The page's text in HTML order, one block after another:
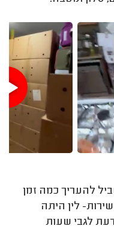
להעריך כמה זמן
לין היתה
לגבי שעות